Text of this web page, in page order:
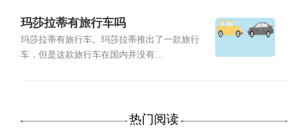
玛莎拉蒂有旅行车吗
玛莎拉蒂有旅行车。玛莎拉蒂推出了一款旅行
车，但是这款旅行车在国内并没有...
热门阅读